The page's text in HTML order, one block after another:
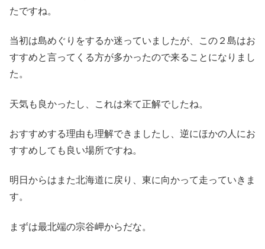
たですね。
当初は島めぐりをするか迷っていましたが、この２島はお
すすめと言ってくる方が多かったので来ることになりまし
た。
天気も良かったし、これは来て正解でしたね。
おすすめする理由も理解できましたし、逆にほかの人にお
すすめしても良い場所ですね。
明日からはまた北海道に戻り、東に向かって走っていきま
す。
まずは最北端の宗谷岬からだな。